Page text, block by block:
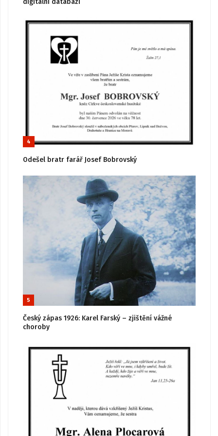
4
Odešel bratr farář Josef Bobrovský
5
Český zápas 1926: Karel Farský – zjištění vážné
choroby